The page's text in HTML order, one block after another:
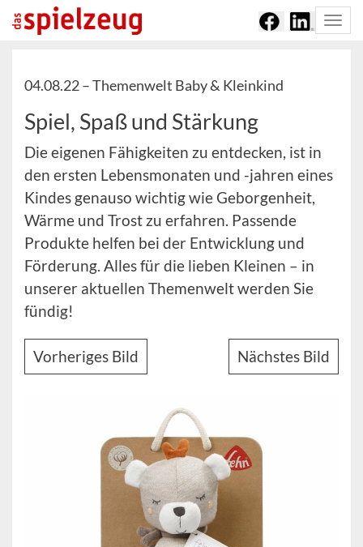
04.08.22 –Themenwelt Baby & Kleinkind
Spiel, Spaß und Stärkung
Die eigenen Fähigkeiten zu entdecken, ist in
den ersten Lebensmonaten und -jahren eines
Kindes genauso wichtig wie Geborgenheit,
Wärme und Trost zu erfahren. Passende
Produkte helfen bei der Entwicklung und
Förderung. Alles für die lieben Kleinen – in
unserer aktuellen Themenwelt werden Sie
fündig!
Vorheriges Bild Nächstes Bild